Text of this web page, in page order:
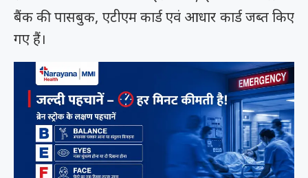
बैंक की पासबुक, एटीएम कार्ड एवं आधार कार्ड जब्त किए
गए हैं।